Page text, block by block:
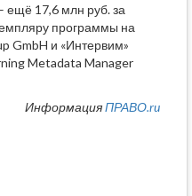
ещё 17,6 млн руб. за
программы на
GmbH и «Интервим»
Metadata Manager
ИнформацияПРАВО.ru